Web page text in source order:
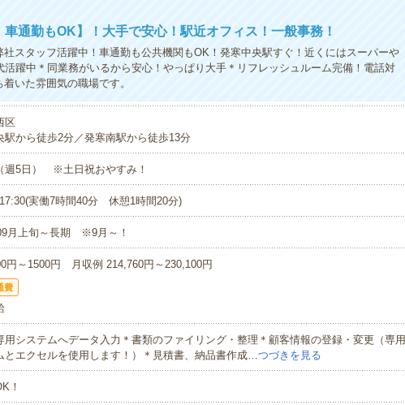
車通勤もOK】！大手で安心！駅近オフィス！一般事務！
スタッフ活躍中！車通勤も公共機関もOK！発寒中央駅すぐ！近くにはスーパーや
活躍中＊同業務がいるから安心！やっぱり大手＊リフレッシュルーム完備！電話対
いた雰囲気の職場です。
区
駅から徒歩2分／発寒南駅から徒歩13分
週5日） ※土日祝おやすみ！
実働7時間40分 休憩1時間20分)
月上旬～長期 ※9月～！
円～1500円 月収例 214,760円～230,100円
費
用システムへデータ入力＊書類のファイリング・整理＊顧客情報の登録・変更（専用
とエクセルを使用します！）＊見積書、納品書作成…つづきを見る
！